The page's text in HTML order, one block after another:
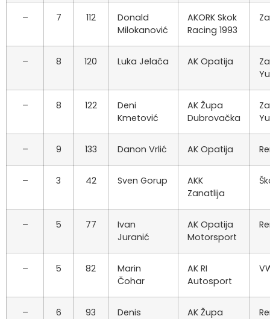
– 7 112
Donald
Milokanović
AKORK Skok
Racing 1993
– 8 120 Luka Jelača AK Opatija
– 8 122
Deni
Kmetović
AK Župa
Dubrovačka
– 9 133 Danon Vrlić AK Opatija
– 3 42 Sven Gorup
AKK
Zanatlija
– 5 77
Ivan
Juranić
AK Opatija
Motorsport
– 5 82
Marin
Čohar
AK RI
Autosport
– 6 93
Denis
AK Župa